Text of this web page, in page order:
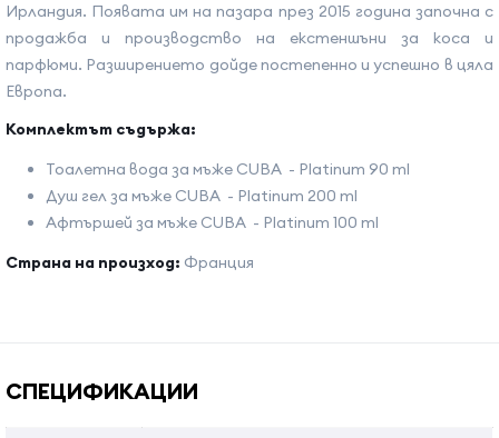
Ирландия. Появата им на пазара през 2015 година започна с
продажба и производство на екстеншъни за коса и
парфюми. Разширението дойде постепенно и успешно в цяла
Европа.
Комплектът съдържа:
Тоалетна вода за мъже CUBA - Platinum 90 ml
Душ гел за мъже CUBA - Platinum 200 ml
Афтършей за мъже CUBA - Platinum 100 ml
Страна на произход: Франция
СПЕЦИФИКАЦИИ